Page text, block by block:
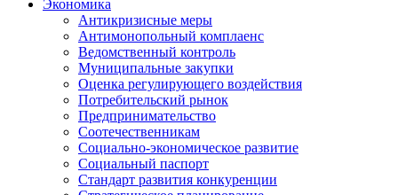
Экономика
Антикризисные меры
Антимонопольный комплаенс
Ведомственный контроль
Муниципальные закупки
Оценка регулирующего воздействия
Потребительский рынок
Предпринимательство
Соотечественникам
Социально-экономическое развитие
Социальный паспорт
Стандарт развития конкуренции